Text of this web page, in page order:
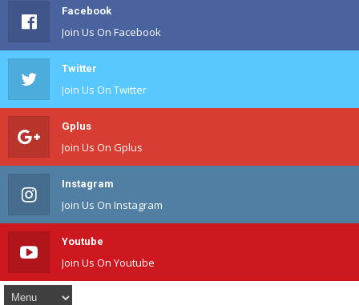
Facebook
Join Us On Facebook
Twitter
Join Us On Twitter
Gplus
Join Us On Gplus
Instagram
Join Us On Instagram
Youtube
Join Us On Youtube